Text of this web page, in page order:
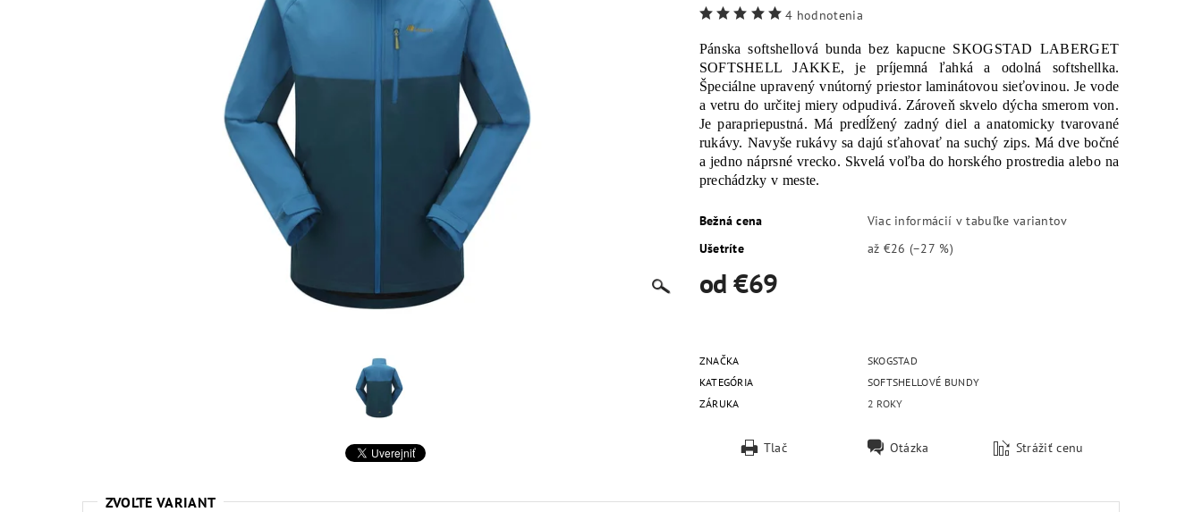
4 hodnotenia
Pánska softshellová bunda bez kapucne SKOGSTAD LABERGET
SOFTSHELL JAKKE, je príjemná ľahká a odolná softshellka.
Špeciálne upravený vnútorný priestor laminátovou sieťovinou. Je vode
a vetru do určitej miery odpudivá. Zároveň skvelo dýcha smerom von.
Je parapriepustná. Má predĺžený zadný diel a anatomicky tvarované
rukávy. Navyše rukávy sa dajú sťahovať na suchý zips. Má dve bočné
a jedno náprsné vrecko. Skvelá voľba do horského prostredia alebo na
prechádzky v meste.
Bežná cena
Viac informácií v tabuľke variantov
Ušetríte
až €26 (–27 %)
od €69
ZNAČKA
SKOGSTAD
KATEGÓRIA
SOFTSHELLOVÉ BUNDY
ZÁRUKA
2 ROKY
Tlač Otázka Strážiť cenu
ZVOĽTE VARIANT